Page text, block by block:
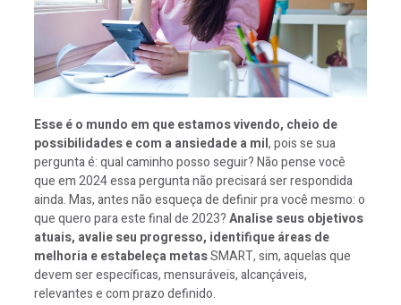
Esse é o mundo em que estamos vivendo, cheio de
possibilidades e com a ansiedade a mil, pois se sua
pergunta é: qual caminho posso seguir? Não pense você
que em 2024 essa pergunta não precisará ser respondida
ainda. Mas, antes não esqueça de definir pra você mesmo: o
que quero para este final de 2023?Analise seus objetivos
atuais, avalie seu progresso, identifique áreas de
melhoria e estabeleça metasSMART, sim, aquelas que
devem ser específicas, mensuráveis, alcançáveis,
relevantes e com prazo definido.